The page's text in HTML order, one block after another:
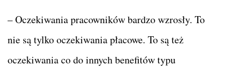
– Oczekiwania pracowników bardzo wzrosły. To
nie są tylko oczekiwania płacowe. To są też
oczekiwania co do innych benefitów typu